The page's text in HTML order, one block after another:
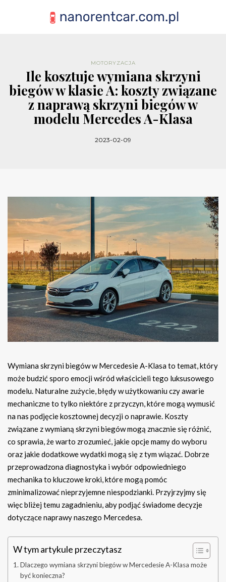
MOTORYZACJA
Ile kosztuje wymiana skrzyni
biegów w klasie A: koszty związane
z naprawą skrzyni biegów w
modelu Mercedes A-Klasa
2023-02-09
Wymiana skrzyni biegów w Mercedesie A-Klasa to temat, który
może budzić sporo emocji wśród właścicieli tego luksusowego
modelu. Naturalne zużycie, błędy w użytkowaniu czy awarie
mechaniczne to tylko niektóre z przyczyn, które mogą wymusić
na nas podjęcie kosztownej decyzji o naprawie. Koszty
związane z wymianą skrzyni biegów mogą znacznie się różnić,
co sprawia, że warto zrozumieć, jakie opcje mamy do wyboru
oraz jakie dodatkowe wydatki mogą się z tym wiązać. Dobrze
przeprowadzona diagnostyka i wybór odpowiedniego
mechanika to kluczowe kroki, które mogą pomóc
zminimalizować nieprzyjemne niespodzianki. Przyjrzyjmy się
więc bliżej temu zagadnieniu, aby podjąć świadome decyzje
dotyczące naprawy naszego Mercedesa.
W tym artykule przeczytasz
Dlaczego wymiana skrzyni biegów w Mercedesie A-Klasa może
być konieczna?